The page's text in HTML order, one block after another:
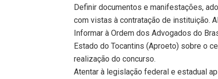
Definir documentos e manifestações,
com vistas à contratação de instituição.
Informar à Ordem dos Advogados do
Estado do Tocantins (Aproeto) sobre o
realização do concurso.
Atentar à legislação federal e estadual